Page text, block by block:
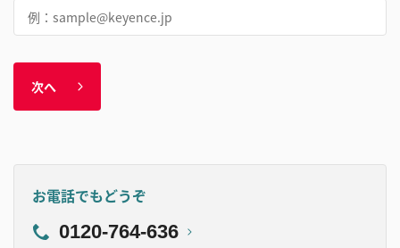
次へ
お電話でもどうぞ
0120-764-636